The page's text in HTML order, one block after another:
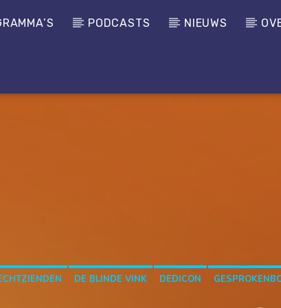
PODCASTS NIEUWS
DE BLINDE VINK DEDICON